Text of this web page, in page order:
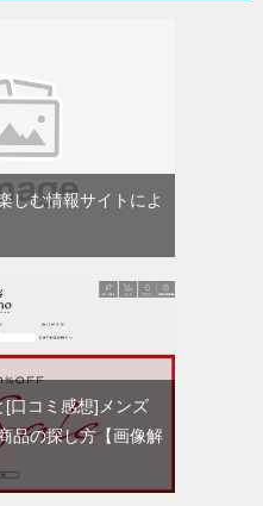
しむ情報サイトによ
口コミ感想]メンズ
品の探し方【画像解